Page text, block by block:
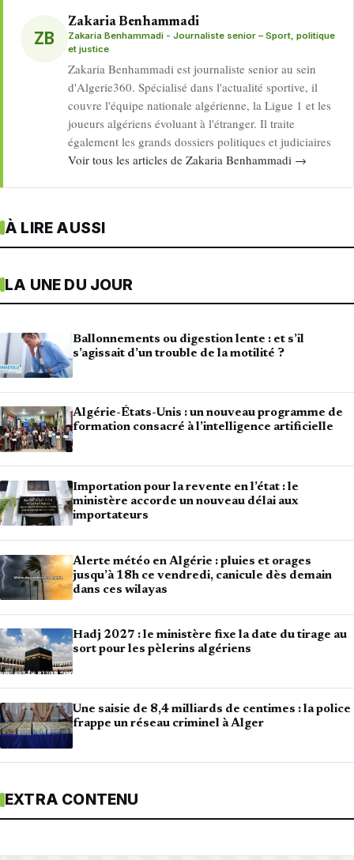
ZB
Zakaria Benhammadi
Zakaria Benhammadi - Journaliste senior – Sport, politique
et justice
Zakaria Benhammadi est journaliste senior au sein
d'Algerie360. Spécialisé dans l'actualité sportive, il
couvre l'équipe nationale algérienne, la Ligue 1 et les
joueurs algériens évoluant à l'étranger. Il traite
également les grands dossiers politiques et judiciaires
Voir tous les articles de Zakaria Benhammadi →
À LIRE AUSSI
LA UNE DU JOUR
Ballonnements ou digestion lente : et s’il
s’agissait d’un trouble de la motilité ?
Algérie-États-Unis : un nouveau programme de
formation consacré à l’intelligence artificielle
Importation pour la revente en l’état : le
ministère accorde un nouveau délai aux
importateurs
Alerte météo en Algérie : pluies et orages
jusqu’à 18h ce vendredi, canicule dès demain
dans ces wilayas
Hadj 2027 : le ministère fixe la date du tirage au
sort pour les pèlerins algériens
Une saisie de 8,4 milliards de centimes : la police
frappe un réseau criminel à Alger
EXTRA CONTENU